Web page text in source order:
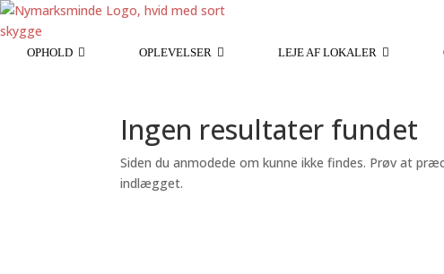
OPHOLD OPLEVELSER LEJE AF LOKALER
Ingen resultater fundet
Siden du anmodede om kunne ikke findes. Prøv at
indlægget.